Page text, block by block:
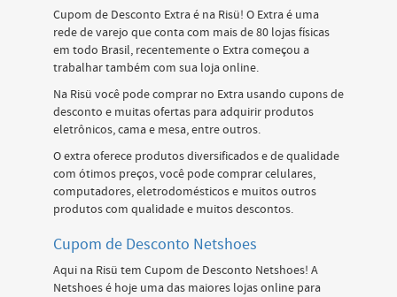
Cupom de Desconto Extra é na Risü! O Extra é uma
rede de varejo que conta com mais de 80 lojas físicas
em todo Brasil, recentemente o Extra começou a
trabalhar também com sua loja online.
Na Risü você pode comprar no Extra usando cupons de
desconto e muitas ofertas para adquirir produtos
eletrônicos, cama e mesa, entre outros.
O extra oferece produtos diversificados e de qualidade
com ótimos preços, você pode comprar celulares,
computadores, eletrodomésticos e muitos outros
produtos com qualidade e muitos descontos.
Cupom de Desconto Netshoes
Aqui na Risü tem Cupom de Desconto Netshoes! A
Netshoes é hoje uma das maiores lojas online para